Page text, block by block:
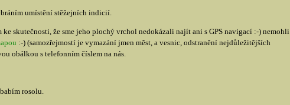
umístění stěžejních indicií.
skutečnosti, že sme jeho plochý vrchol nedokázali najít ani s GPS navigací :-) nemohli
:-) (samozřejmostí je vymazání jmen měst, a vesnic, odstranění nejdůležitějších
obálkou s telefonním číslem na nás.
rosolu.